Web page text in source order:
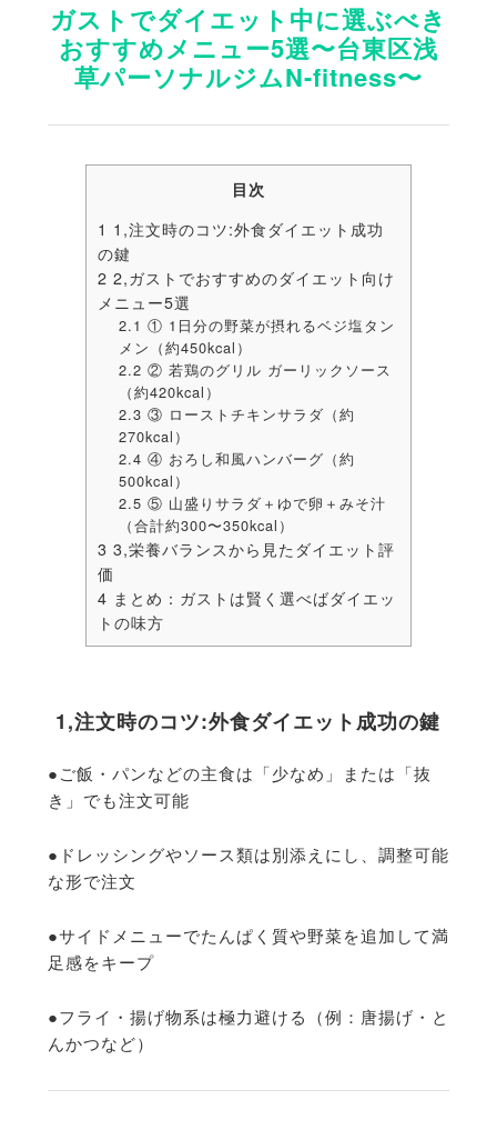
ガストでダイエット中に選ぶべき
おすすめメニュー5選〜台東区浅
草パーソナルジムN-fitness〜
目次
1 1,注文時のコツ:外食ダイエット成功
の鍵
2 2,ガストでおすすめのダイエット向け
メニュー5選
2.1 ① 1日分の野菜が摂れるベジ塩タン
メン（約450kcal）
2.2 ② 若鶏のグリル ガーリックソース
（約420kcal）
2.3 ③ ローストチキンサラダ（約
270kcal）
2.4 ④ おろし和風ハンバーグ（約
500kcal）
2.5 ⑤ 山盛りサラダ＋ゆで卵＋みそ汁
（合計約300〜350kcal）
3 3,栄養バランスから見たダイエット評
価
4 まとめ：ガストは賢く選べばダイエッ
トの味方
1,注文時のコツ:外食ダイエット成功の鍵
●ご飯・パンなどの主食は「少なめ」または「抜
き」でも注文可能
●ドレッシングやソース類は別添えにし、調整可能
な形で注文
●サイドメニューでたんぱく質や野菜を追加して満
足感をキープ
●フライ・揚げ物系は極力避ける（例：唐揚げ・と
んかつなど）